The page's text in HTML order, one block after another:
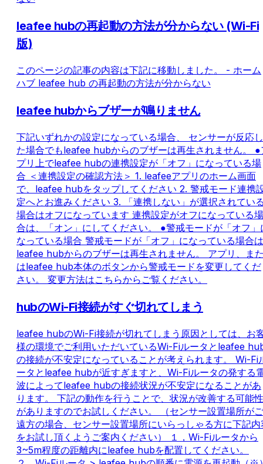
leafee hubの再起動の方法が分からない (Wi-Fi
版)
このページの記事の内容は下記に移動しました。 - ホーム
ハブ leafee hub の再起動の方法が分からない
leafee hubからブザーが鳴りません
下記いずれかの設定になっている場合、 センサーが反応し
た場合でもleafee hubからのブザーは再生されません。 ●
プリ上でleafee hubの連携設定が「オフ」になっている場
合 ＜連携設定の確認方法＞ 1. leafeeアプリのホーム画面
で、leafee hubをタップしてください 2. 警戒モード連携
定へとお進みください 3. 「連携しない」が選択されてい
場合はオフになっています 連携設定がオフになっている場
合は、「オン」にしてください。 ●警戒モードが「オフ」
なっている場合 警戒モードが「オフ」になっている場合は
leafee hubからのブザーは再生されません。 アプリ、ま
はleafee hub本体のボタンから警戒モードを変更してくだ
さい。 変更方法はこちらからご覧ください。
hubのWi-Fi接続がすぐ切れてしまう
leafee hubのWi-Fi接続が切れてしまう原因としては、お
様の環境でご利用いただいているWi-Fiルータとleafee
の接続が不安定になっていることが考えられます。 Wi-Fi
ータとleafee hubが近すぎますと、Wi-Fiルータの発する
波によってleafee hubの接続状況が不安定になることがあ
ります。 下記の動作を行うことで、状況が改善する可能性
がありますのでお試しください。 （センサー設置場所がご
遠方の場合、センサー設置場所にいらっしゃる方に下記内
をお試し頂くようご案内ください） １，Wi-Fiルータから
3~5m程度の距離内にleafee hubを配置してください。